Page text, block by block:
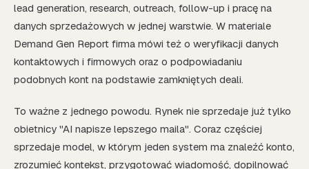
lead generation, research, outreach, follow-up i pracę na
danych sprzedażowych w jednej warstwie. W materiale
Demand Gen Report firma mówi też o weryfikacji danych
kontaktowych i firmowych oraz o podpowiadaniu
podobnych kont na podstawie zamkniętych deali.
To ważne z jednego powodu. Rynek nie sprzedaje już tylko
obietnicy "AI napisze lepszego maila". Coraz częściej
sprzedaje model, w którym jeden system ma znaleźć konto,
zrozumieć kontekst, przygotować wiadomość, dopilnować